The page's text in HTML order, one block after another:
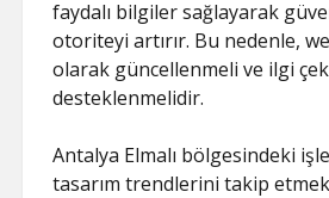
faydalı bilgiler sağlayarak
otoriteyi artırır. Bu nedenle,
olarak güncellenmeli ve ilgi
desteklenmelidir.
Antalya Elmalı bölgesindeki
tasarım trendlerini takip